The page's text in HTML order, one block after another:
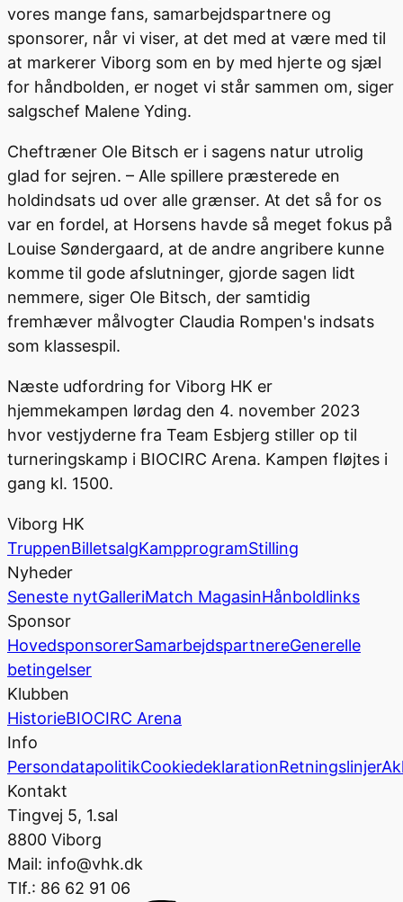
vores mange fans, samarbejdspartnere og
sponsorer, når vi viser, at det med at være med til
at markerer Viborg som en by med hjerte og sjæl
for håndbolden, er noget vi står sammen om, siger
salgschef Malene Yding.
Cheftræner Ole Bitsch er i sagens natur utrolig
glad for sejren. – Alle spillere præsterede en
holdindsats ud over alle grænser. At det så for os
var en fordel, at Horsens havde så meget fokus på
Louise Søndergaard, at de andre angribere kunne
komme til gode afslutninger, gjorde sagen lidt
nemmere, siger Ole Bitsch, der samtidig
fremhæver målvogter Claudia Rompen's indsats
som klassespil.
Næste udfordring for Viborg HK er
hjemmekampen lørdag den 4. november 2023
hvor vestjyderne fra Team Esbjerg stiller op til
turneringskamp i BIOCIRC Arena. Kampen fløjtes i
gang kl. 1500.
Viborg HK
TruppenBilletsalgKampprogramStilling
Nyheder
Seneste nytGalleriMatch MagasinHånboldlinks
Sponsor
HovedsponsorerSamarbejdspartnereGenerelle
betingelser
Klubben
HistorieBIOCIRC Arena
Info
PersondatapolitikCookiedeklarationRetningslinjer
Kontakt
Tingvej 5, 1.sal
8800 Viborg
Mail: info@vhk.dk
Tlf.: 86 62 91 06